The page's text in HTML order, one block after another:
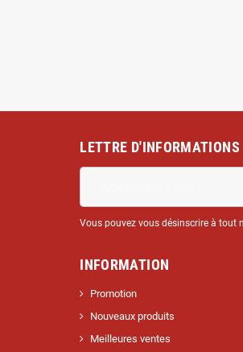
LETTRE D'INFORMATIONS
Vous pouvez vous désinscrire à
INFORMATION
Promotion
Nouveaux produits
Meilleures ventes